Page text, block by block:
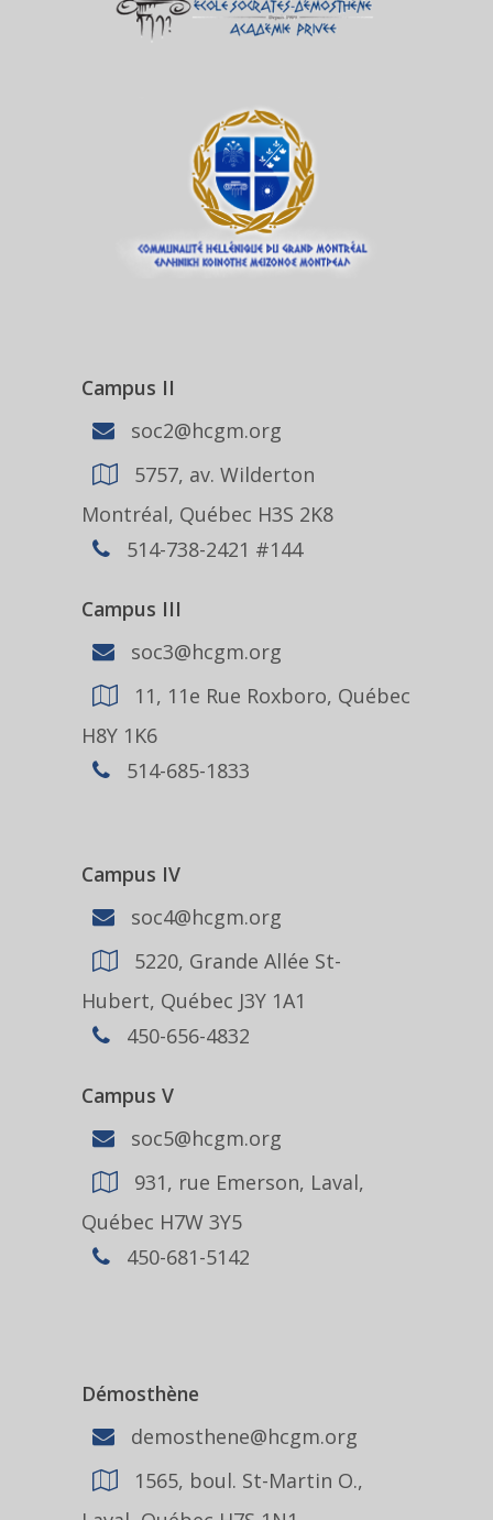
Campus II
soc2@hcgm.org
5757, av. Wilderton
Montréal, Québec H3S 2K8
514-738-2421 #144
Campus III
soc3@hcgm.org
11, 11e Rue Roxboro, Québec
H8Y 1K6
514-685-1833
Campus IV
soc4@hcgm.org
5220, Grande Allée St-
Hubert, Québec J3Y 1A1
450-656-4832
Campus V
soc5@hcgm.org
931, rue Emerson, Laval,
Québec H7W 3Y5
450-681-5142
Démosthène
demosthene@hcgm.org
1565, boul. St-Martin O.,